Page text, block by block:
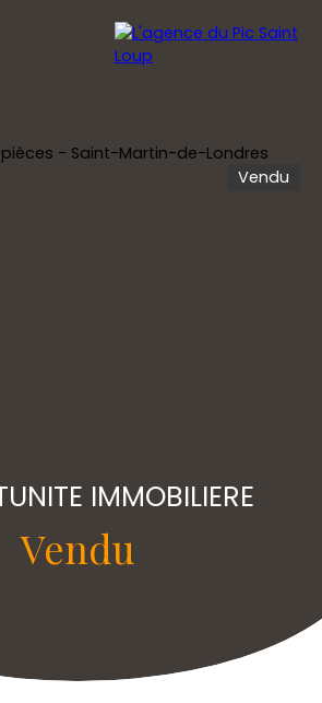
Vendu
IMMOBILIERE
Vendu